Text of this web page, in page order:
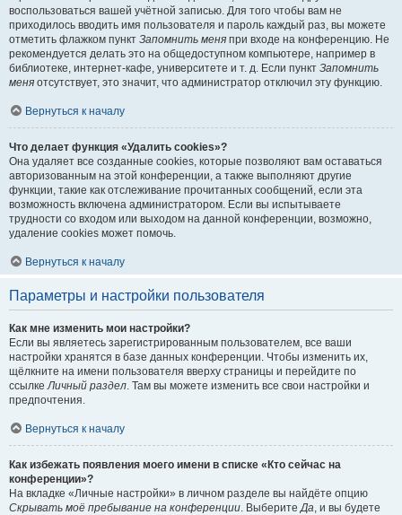
воспользоваться вашей учётной записью. Для того чтобы вам не
приходилось вводить имя пользователя и пароль каждый раз, вы можете
отметить флажком пункт Запомнить меня при входе на конференцию. Не
рекомендуется делать это на общедоступном компьютере, например в
библиотеке, интернет-кафе, университете и т. д. Если пункт Запомнить
меня отсутствует, это значит, что администратор отключил эту функцию.
Вернуться к началу
Что делает функция «Удалить cookies»?
Она удаляет все созданные cookies, которые позволяют вам оставаться
авторизованным на этой конференции, а также выполняют другие
функции, такие как отслеживание прочитанных сообщений, если эта
возможность включена администратором. Если вы испытываете
трудности со входом или выходом на данной конференции, возможно,
удаление cookies может помочь.
Вернуться к началу
Параметры и настройки пользователя
Как мне изменить мои настройки?
Если вы являетесь зарегистрированным пользователем, все ваши
настройки хранятся в базе данных конференции. Чтобы изменить их,
щёлкните на имени пользователя вверху страницы и перейдите по
ссылкеЛичный раздел. Там вы можете изменить все свои настройки и
предпочтения.
Вернуться к началу
Как избежать появления моего имени в списке «Кто сейчас на
конференции»?
На вкладке «Личные настройки» в личном разделе вы найдёте опцию
Скрывать моё пребывание на конференции. ВыберитеДа, и вы будете